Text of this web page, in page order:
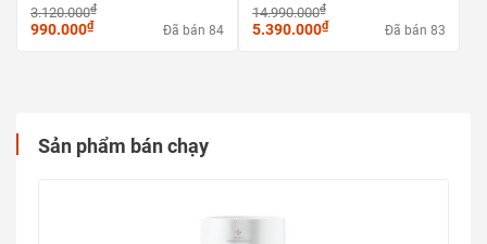
3.120.000₫
990.000₫ Đã bán 84
14.990.000₫
5.390.000₫ Đã bán 83
Sản phẩm bán chạy